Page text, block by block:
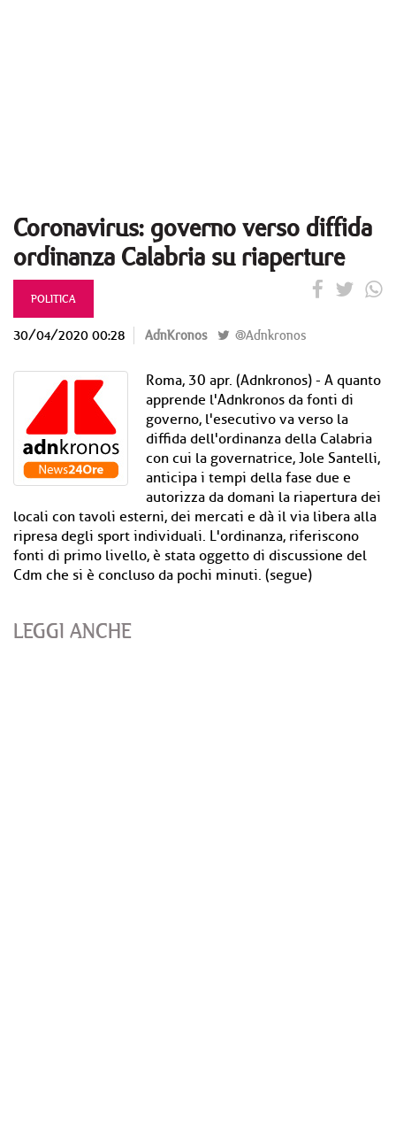
Coronavirus: governo verso diffida
ordinanza Calabria su riaperture
POLITICA
30/04/2020 00:28 AdnKronos @Adnkronos
Roma, 30 apr. (Adnkronos) - A quanto
apprende l'Adnkronos da fonti di
governo, l'esecutivo va verso la
diffida dell'ordinanza della Calabria
con cui la governatrice, Jole Santelli,
anticipa i tempi della fase due e
autorizza da domani la riapertura dei
locali con tavoli esterni, dei mercati e dà il via libera alla
ripresa degli sport individuali. L'ordinanza, riferiscono
fonti di primo livello, è stata oggetto di discussione del
Cdm che si è concluso da pochi minuti. (segue)
LEGGI ANCHE